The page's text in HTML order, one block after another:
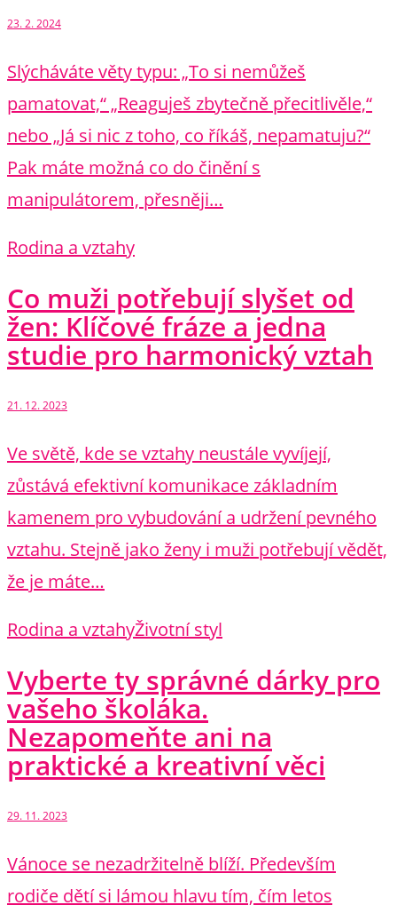
23. 2. 2024
Slýcháváte věty typu: „To si nemůžeš
pamatovat,“ „Reaguješ zbytečně přecitlivěle,“
nebo „Já si nic z toho, co říkáš, nepamatuju?“
Pak máte možná co do činění s
manipulátorem, přesněji…
Rodina a vztahy
Co muži potřebují slyšet od
žen: Klíčové fráze a jedna
studie pro harmonický vztah
21. 12. 2023
Ve světě, kde se vztahy neustále vyvíjejí,
zůstává efektivní komunikace základním
kamenem pro vybudování a udržení pevného
vztahu. Stejně jako ženy i muži potřebují vědět,
že je máte…
Rodina a vztahyŽivotní styl
Vyberte ty správné dárky pro
vašeho školáka.
Nezapomeňte ani na
praktické a kreativní věci
29. 11. 2023
Vánoce se nezadržitelně blíží. Především
rodiče dětí si lámou hlavu tím, čím letos